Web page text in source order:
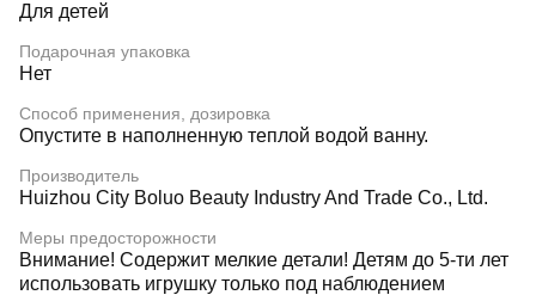
Для детей
Подарочная упаковка
Нет
Способ применения, дозировка
Опустите в наполненную теплой водой ванну.
Производитель
Huizhou City Boluo Beauty Industry And Trade Co., Ltd.
Меры предосторожности
Внимание! Содержит мелкие детали! Детям до 5-ти лет
использовать игрушку только под наблюдением